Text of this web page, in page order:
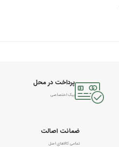
پرداخت در محل
پیک اختصاصی
ضمانت اصالت
تمامی کالاهای اصل